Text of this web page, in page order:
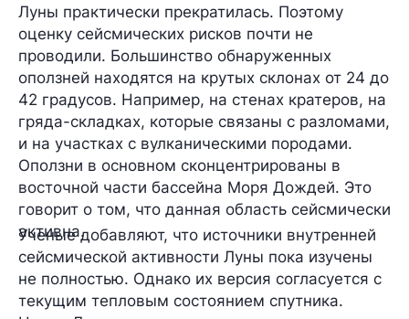
Луны практически прекратилась. Поэтому
оценку сейсмических рисков почти не
проводили. Большинство обнаруженных
оползней находятся на крутых склонах от 24 до
42 градусов. Например, на стенах кратеров, на
гряда-складках, которые связаны с разломами,
и на участках с вулканическими породами.
Оползни в основном сконцентрированы в
восточной части бассейна Моря Дождей. Это
говорит о том, что данная область сейсмически
активна.
Ученые добавляют, что источники внутренней
сейсмической активности Луны пока изучены
не полностью. Однако их версия согласуется с
текущим тепловым состоянием спутника.